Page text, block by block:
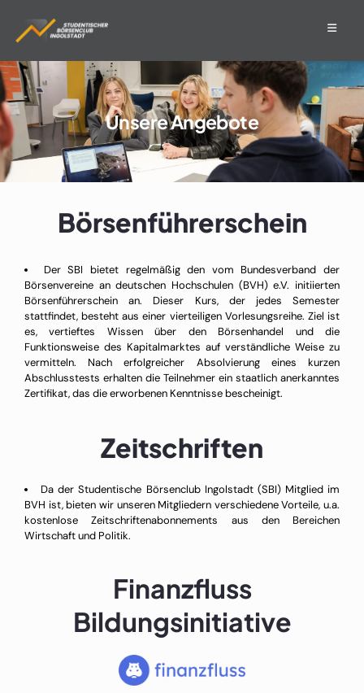
Unsere Angebote
Börsenführerschein
Der SBI bietet regelmäßig den vom Bundesverband der
Börsenvereine an deutschen Hochschulen (BVH) e.V. initiierten
Börsenführerschein an. Dieser Kurs, der jedes Semester
stattfindet, besteht aus einer vierteiligen Vorlesungsreihe. Ziel ist
es, vertieftes Wissen über den Börsenhandel und die
Funktionsweise des Kapitalmarktes auf verständliche Weise zu
vermitteln. Nach erfolgreicher Absolvierung eines kurzen
Abschlusstests erhalten die Teilnehmer ein staatlich anerkanntes
Zertifikat, das die erworbenen Kenntnisse bescheinigt.
Zeitschriften
Da der Studentische Börsenclub Ingolstadt (SBI) Mitglied im
BVH ist, bieten wir unseren Mitgliedern verschiedene Vorteile, u.a.
kostenlose Zeitschriftenabonnements aus den Bereichen
Wirtschaft und Politik.
Finanzfluss
Bildungsinitiative